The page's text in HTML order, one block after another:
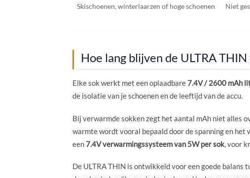
Skischoenen, winterlaarzen of hoge schoenen Niet
Hoe lang blijven de ULTRA
Elke sok werkt met een oplaadbare 7.4V / 2600 mAh
de isolatie van je schoenen en de leeftijd van de accu.
Bij verwarmde sokken zegt het aantal mAh niet alles
warmte wordt vooral bepaald door de spanning en
een 7.4V verwarmingssysteem van 5W per sok, voor
De ULTRA THIN is ontwikkeld voor een goede